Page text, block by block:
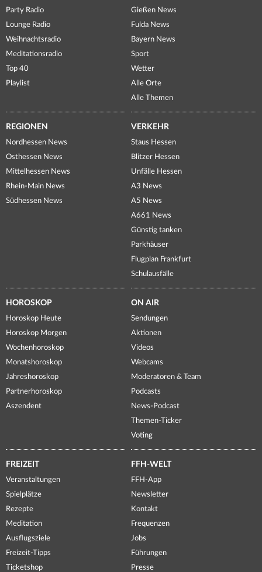
Party Radio
Lounge Radio
Weihnachtsradio
Meditationsradio
Top 40
Playlist
Gießen News
Fulda News
Bayern News
Sport
Wetter
Alle Orte
Alle Themen
REGIONEN
Nordhessen News
Osthessen News
Mittelhessen News
Rhein-Main News
Südhessen News
VERKEHR
Staus Hessen
Blitzer Hessen
Unfälle Hessen
A3 News
A5 News
A661 News
Günstig tanken
Parkhäuser
Flugplan Frankfurt
Schulausfälle
HOROSKOP
Horoskop Heute
Horoskop Morgen
Wochenhoroskop
Monatshoroskop
Jahreshoroskop
Partnerhoroskop
Aszendent
ON AIR
Sendungen
Aktionen
Videos
Webcams
Moderatoren & Team
Podcasts
News-Podcast
Themen-Ticker
Voting
FREIZEIT
Veranstaltungen
Spielplätze
Rezepte
Meditation
Ausflugsziele
Freizeit-Tipps
Ticketshop
FFH-WELT
FFH-App
Newsletter
Kontakt
Frequenzen
Jobs
Führungen
Presse